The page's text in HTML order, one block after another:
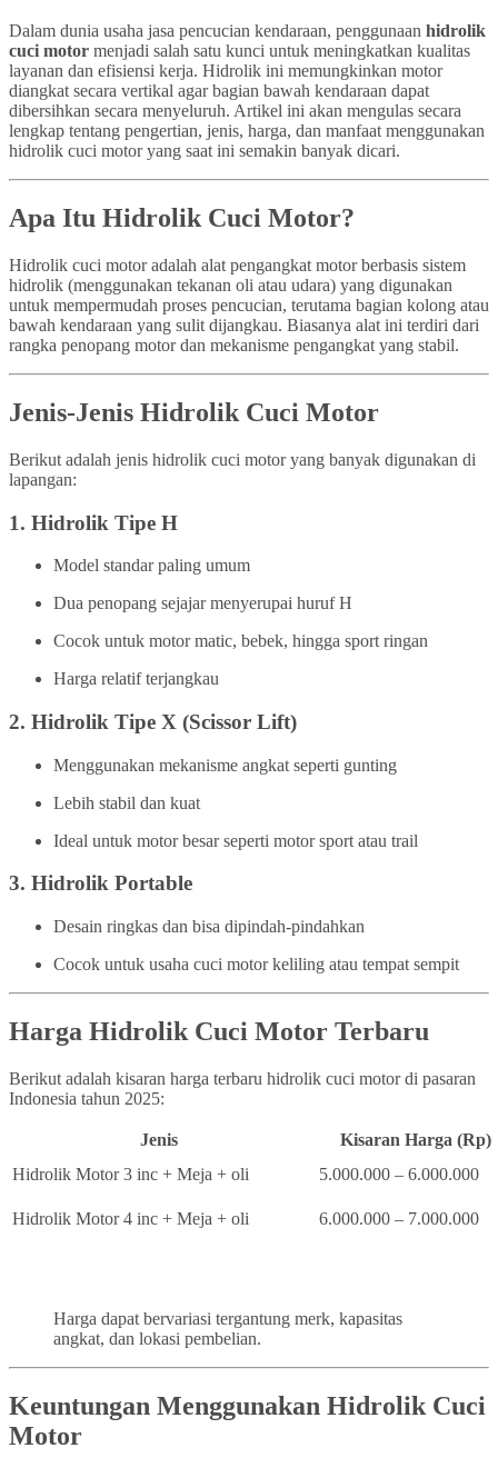
Dalam dunia usaha jasa pencucian kendaraan, penggunaan hidrolik
cuci motor menjadi salah satu kunci untuk meningkatkan kualitas
layanan dan efisiensi kerja. Hidrolik ini memungkinkan motor
diangkat secara vertikal agar bagian bawah kendaraan dapat
dibersihkan secara menyeluruh. Artikel ini akan mengulas secara
lengkap tentang pengertian, jenis, harga, dan manfaat menggunakan
hidrolik cuci motor yang saat ini semakin banyak dicari.
Apa Itu Hidrolik Cuci Motor?
Hidrolik cuci motor adalah alat pengangkat motor berbasis sistem
hidrolik (menggunakan tekanan oli atau udara) yang digunakan
untuk mempermudah proses pencucian, terutama bagian kolong atau
bawah kendaraan yang sulit dijangkau. Biasanya alat ini terdiri dari
rangka penopang motor dan mekanisme pengangkat yang stabil.
Jenis-Jenis Hidrolik Cuci Motor
Berikut adalah jenis hidrolik cuci motor yang banyak digunakan di
lapangan:
1. Hidrolik Tipe H
Model standar paling umum
Dua penopang sejajar menyerupai huruf H
Cocok untuk motor matic, bebek, hingga sport ringan
Harga relatif terjangkau
2. Hidrolik Tipe X (Scissor Lift)
Menggunakan mekanisme angkat seperti gunting
Lebih stabil dan kuat
Ideal untuk motor besar seperti motor sport atau trail
3. Hidrolik Portable
Desain ringkas dan bisa dipindah-pindahkan
Cocok untuk usaha cuci motor keliling atau tempat sempit
Harga Hidrolik Cuci Motor Terbaru
Berikut adalah kisaran harga terbaru hidrolik cuci motor di pasaran
Indonesia tahun 2025:
Jenis
Kisaran Harga (Rp)
Hidrolik Motor 3 inc + Meja + oli
5.000.000 – 6.000.000
Hidrolik Motor 4 inc + Meja + oli 6.000.000 – 7.000.000
Harga dapat bervariasi tergantung merk, kapasitas
angkat, dan lokasi pembelian.
Keuntungan Menggunakan Hidrolik Cuci
Motor